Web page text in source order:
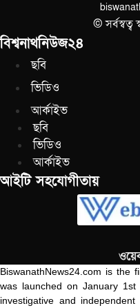
© সর্বস্বত্ব
বিশ্বনাথনিউজ২৪
ছবি
ভিডিও
আর্কাইভ
ছবি
ভিডিও
আর্কাইভ
আইটি সহযোগীতায়
BiswanathNews24.com is the
was launched on January
investigative and